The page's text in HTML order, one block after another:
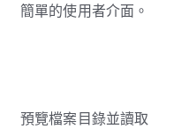
簡單的使用者介面。
預覽檔案目錄並讀取